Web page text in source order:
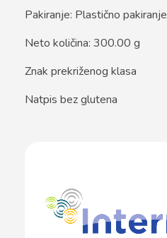
Pakiranje: Plastično pakiranje
Neto količina: 300.00 g
Znak prekriženog klasa
Natpis bez glutena